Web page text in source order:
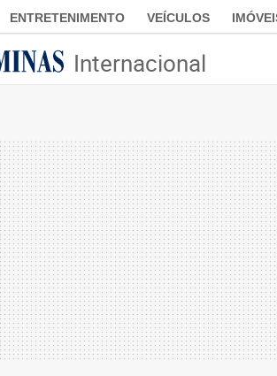
ENTRETENIMENTO VEÍCULOS
Internacional